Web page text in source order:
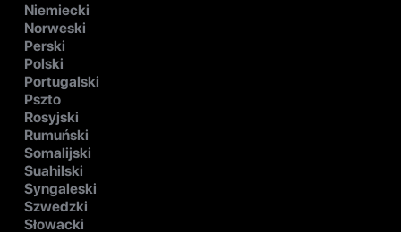
Niemiecki
Norweski
Perski
Polski
Portugalski
Pszto
Rosyjski
Rumuński
Somalijski
Suahilski
Syngaleski
Szwedzki
Słowacki